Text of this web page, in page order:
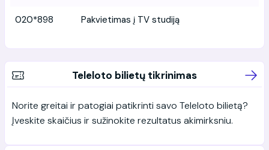
020*898 Pakvietimas į TV studiją
Teleloto bilietų tikrinimas
Norite greitai ir patogiai patikrinti savo Teleloto bilietą?
Įveskite skaičius ir sužinokite rezultatus akimirksniu.